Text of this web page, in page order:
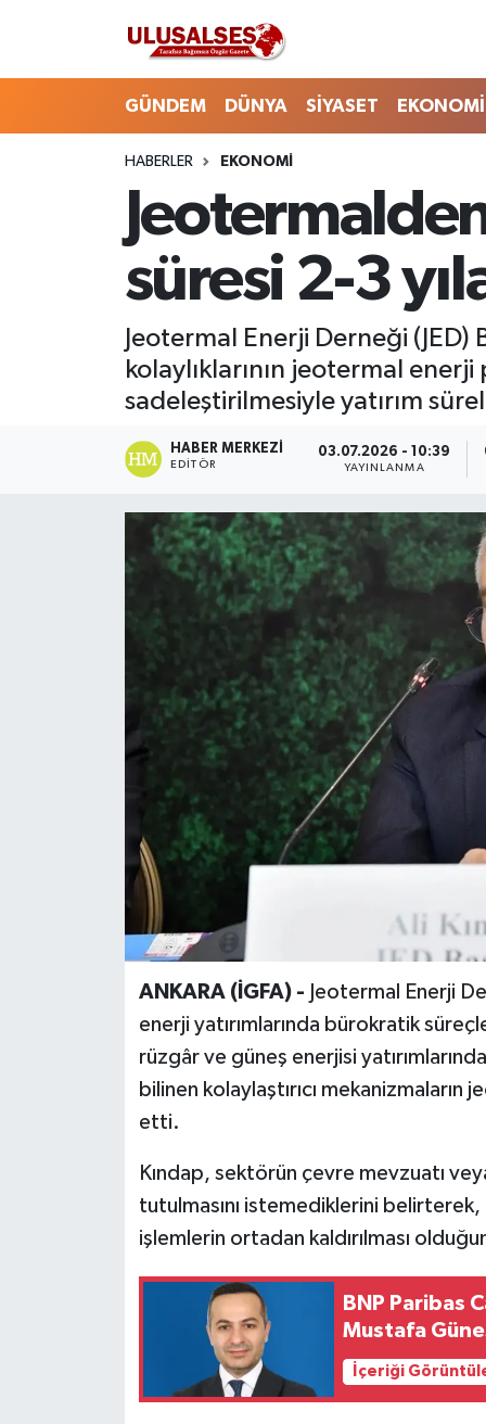
GÜNDEM DÜNYA SİYASET EKONOMİ
HABERLER EKONOMİ
süresi 2-3
Jeotermal Enerji Derneği
kolaylıklarının jeotermal
sadeleştirilmesiyle yatırım
HABER MERKEZI
EDITÖR
03.07.2026 - 10:39
YAYINLANMA
ANKARA (İGFA) - Jeotermal Enerji
enerji yatırımlarında bürokratik
rüzgâr ve güneş enerjisi
bilinen kolaylaştırıcı
etti.
Kındap, sektörün çevre mevzuatı
tutulmasını istemediklerini
işlemlerin ortadan kaldırılması
BNP Paribas
Mustafa
İçeriği
GÜNDEM
DÜNYA
SİYASET
EKONOMİ
MAGAZİN
Hava Durumu
Trafik Durumu
Süper Lig Puan Durumu ve Fikstür
Tüm Manşetler
Son Dakika Haberleri
Haber Arşivi